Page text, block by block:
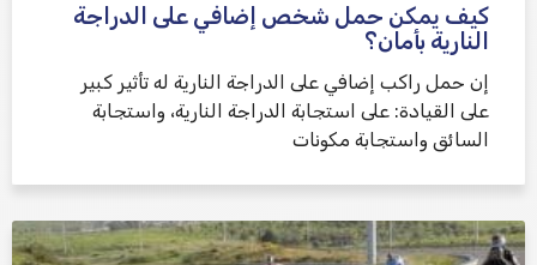
كيف يمكن حمل شخص إضافي على الدراجة
النارية بأمان؟
إن حمل راكب إضافي على الدراجة النارية له تأثير كبير
على القيادة: على استجابة الدراجة النارية، واستجابة
السائق واستجابة مكونات